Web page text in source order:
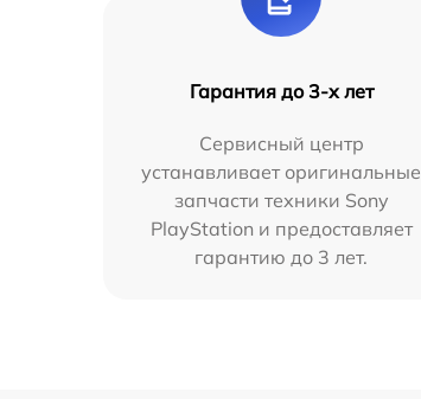
Гарантия до 3-х лет
Сервисный центр
устанавливает оригинальные
запчасти техники Sony
PlayStation и предоставляет
гарантию до 3 лет.